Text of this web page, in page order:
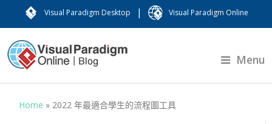
Visual Paradigm Desktop | Visual Paradigm Online
Menu
Home » 2022 年最適合學生的流程圖工具